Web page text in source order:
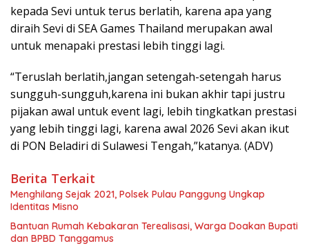
kepada Sevi untuk terus berlatih, karena apa yang
diraih Sevi di SEA Games Thailand merupakan awal
untuk menapaki prestasi lebih tinggi lagi.
“Teruslah berlatih,jangan setengah-setengah harus
sungguh-sungguh,karena ini bukan akhir tapi justru
pijakan awal untuk event lagi, lebih tingkatkan prestasi
yang lebih tinggi lagi, karena awal 2026 Sevi akan ikut
di PON Beladiri di Sulawesi Tengah,”katanya. (ADV)
Berita Terkait
Menghilang Sejak 2021, Polsek Pulau Panggung Ungkap
Identitas Misno
Bantuan Rumah Kebakaran Terealisasi, Warga Doakan Bupati
dan BPBD Tanggamus